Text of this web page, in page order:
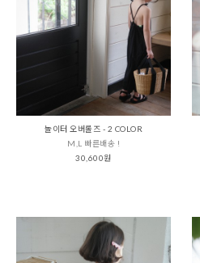
놀이터 오버롤즈 - 2 COLOR
M,L 빠른배송 !
30,600원